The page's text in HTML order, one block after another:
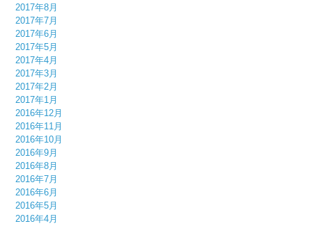
2017年8月
2017年7月
2017年6月
2017年5月
2017年4月
2017年3月
2017年2月
2017年1月
2016年12月
2016年11月
2016年10月
2016年9月
2016年8月
2016年7月
2016年6月
2016年5月
2016年4月